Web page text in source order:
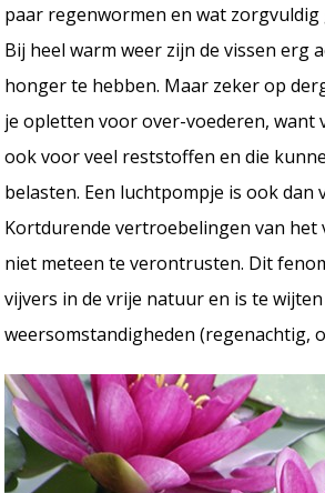
paar regenwormen en wat zorgvuldig
Bij heel warm weer zijn de vissen erg
honger te hebben. Maar zeker op
je opletten voor over-voederen, want
ook voor veel reststoffen en die
belasten. Een luchtpompje is ook dan
Kortdurende vertroebelingen van het
niet meteen te verontrusten. Dit
vijvers in de vrije natuur en is te
weersomstandigheden (regenachtig,